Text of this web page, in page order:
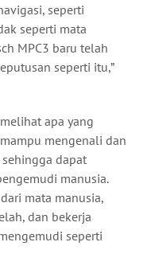
seperti
seperti mata
MPC3 baru telah
seperti itu,”
apa yang
mengenali dan
dapat
manusia.
mata manusia,
dan bekerja
seperti